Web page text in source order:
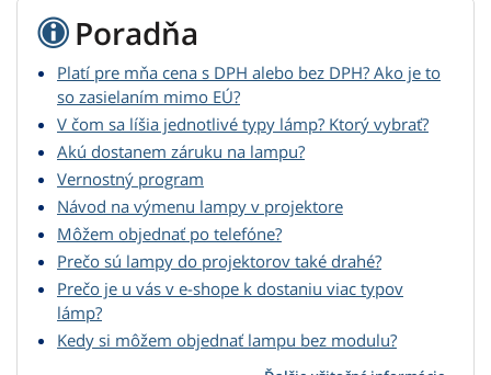
Poradňa
Platí pre mňa cena s DPH alebo bez DPH? Ako je to
so zasielaním mimo EÚ?
V čom sa líšia jednotlivé typy lámp? Ktorý vybrať?
Akú dostanem záruku na lampu?
Vernostný program
Návod na výmenu lampy v projektore
Môžem objednať po telefóne?
Prečo sú lampy do projektorov také drahé?
Prečo je u vás v e-shope k dostaniu viac typov
lámp?
Kedy si môžem objednať lampu bez modulu?